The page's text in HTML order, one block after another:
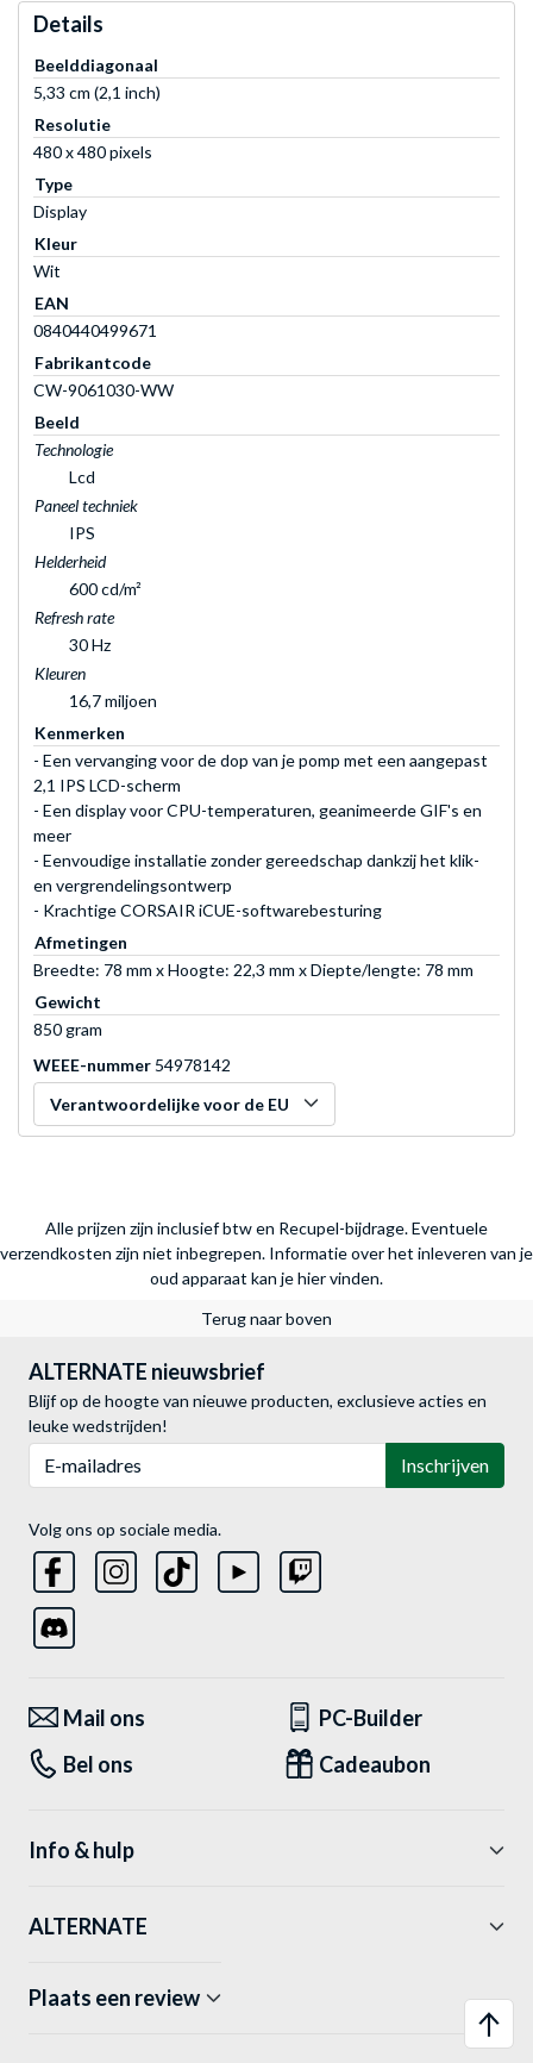
Details
Beelddiagonaal
5,33 cm (2,1 inch)
Resolutie
480 x 480 pixels
Type
Display
Kleur
Wit
EAN
0840440499671
Fabrikantcode
CW-9061030-WW
Beeld
Technologie
Lcd
Paneel techniek
IPS
Helderheid
600 cd/m²
Refresh rate
30 Hz
Kleuren
16,7 miljoen
Kenmerken
- Een vervanging voor de dop van je pomp met een aangepast
2,1 IPS LCD-scherm
- Een display voor CPU-temperaturen, geanimeerde GIF's en
meer
- Eenvoudige installatie zonder gereedschap dankzij het klik-
en vergrendelingsontwerp
- Krachtige CORSAIR iCUE-softwarebesturing
Afmetingen
Breedte: 78 mm x Hoogte: 22,3 mm x Diepte/lengte: 78 mm
Gewicht
850 gram
WEEE-nummer 54978142
Verantwoordelijke voor de EU
Alle prijzen zijn inclusief btw en Recupel-bijdrage. Eventuele
verzendkosten zijn niet inbegrepen. Informatie over het inleveren van je
oud apparaat kan je hier vinden.
Terug naar boven
ALTERNATE nieuwsbrief
Blijf op de hoogte van nieuwe producten, exclusieve acties en
leuke wedstrijden!
Inschrijven
Volg ons op sociale media.
Mail ons
PC-Builder
Bel ons
Cadeaubon
Info & hulp
ALTERNATE
Plaats een review